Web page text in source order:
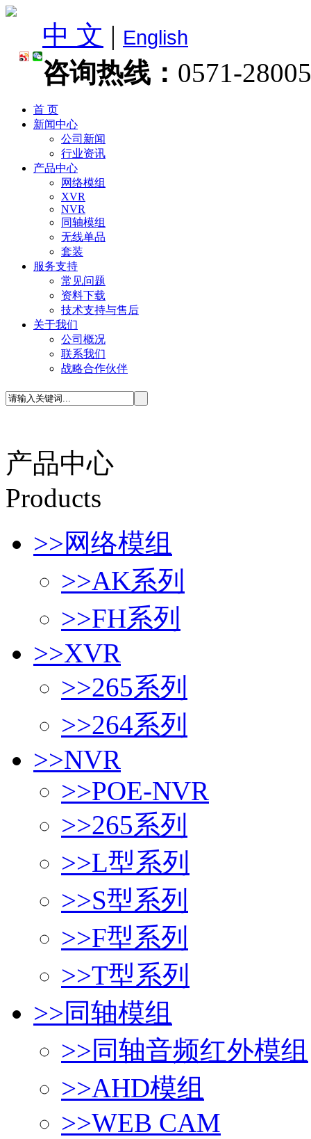
中 文 | English
咨询热线： 0571-
首 页
新闻中心
公司新闻
行业资讯
产品中心
网络模组
XVR
NVR
同轴模组
无线单品
套装
服务支持
常见问题
资料下载
技术支持与售后
关于我们
公司概况
联系我们
战略合作伙伴
产品中心
Products
>>网络模组
>>AK系列
>>FH系列
>>XVR
>>265系列
>>264系列
>>NVR
>>POE-NVR
>>265系列
>>L型系列
>>S型系列
>>F型系列
>>T型系列
>>同轴模组
>>同轴音频红外模组
>>AHD模组
>>WEB CAM